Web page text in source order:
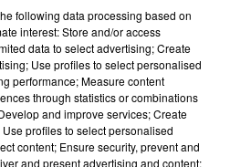
18 août avecCycles Wagner à
de tous types de vélos.
following data processing based on
interest: Store and/or access
data to select advertising; Create
Use profiles to select personalised
performance; Measure content
through statistics or combinations
and improve services; Create
profiles to select personalised
content; Ensure security, prevent and
and present advertising and content;